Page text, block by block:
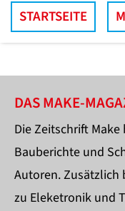
STARTSEITE
DAS MAKE-
Die Zeitschrift
Bauberichte und
Autoren.
zu Eleketronik und